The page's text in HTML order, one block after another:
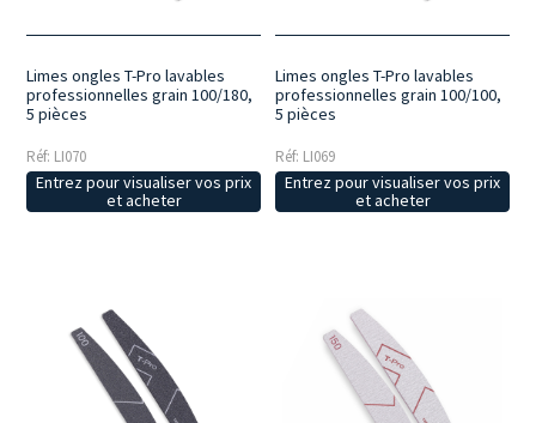
Limes ongles T-Pro lavables
professionnelles grain 100/180,
5 pièces
Réf: LI070
Entrez pour visualiser vos prix
et acheter
Limes ongles T-Pro lavables
professionnelles grain 100/100,
5 pièces
Réf: LI069
Entrez pour visualiser vos prix
et acheter